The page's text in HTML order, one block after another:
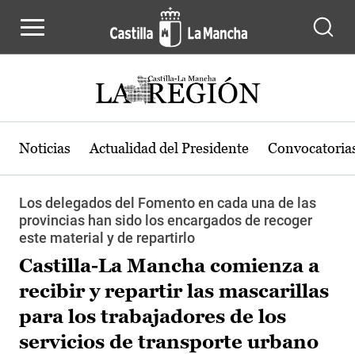
Noticias Actualidad del Presidente
Los delegados del Fomento en cada una de las
provincias han sido los encargados de recoger
este material y de repartirlo
Castilla-La Mancha comienza a
recibir y repartir las mascarillas
para los trabajadores de los
servicios de transporte urbano